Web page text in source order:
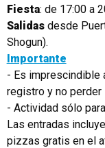
Fiesta: de 17:00 a
Salidasdesde
Shogun).
Importante
- Es imprescindible
registro y no perder
- Actividad sólo
Las entradas
pizzas gratis en el